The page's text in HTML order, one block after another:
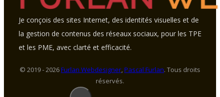
Je conçois des sites Internet, des identités visuelles et de
la gestion de contenus des réseaux sociaux, pour les TPE
et les PME, avec clarté et efficacité.
© 2019 - 2026Furlan Webdesigner,Pascal Furlan. Tous droits
réservés.